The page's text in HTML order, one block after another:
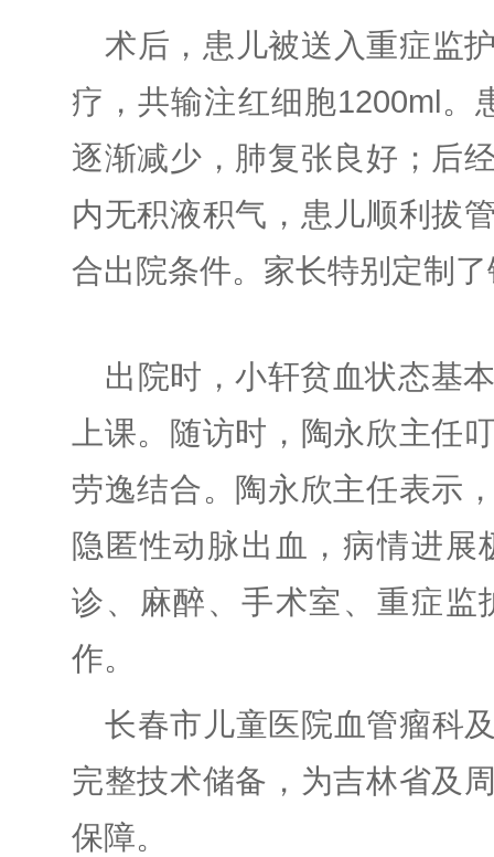
术后，患儿被送入重症监
疗，共输注红细胞1200ml。
逐渐减少，肺复张良好；后
内无积液积气，患儿顺利拔
合出院条件。 家长特别定制
出院时，小轩贫血状态基
上课。随访时，陶永欣主任
劳逸结合。
陶永欣主任表示
隐匿性动脉出血，病情进
诊、麻醉、手术室、重症
作。
长春市儿童医院血管瘤科
完整技术储备，为吉林省及
保障。